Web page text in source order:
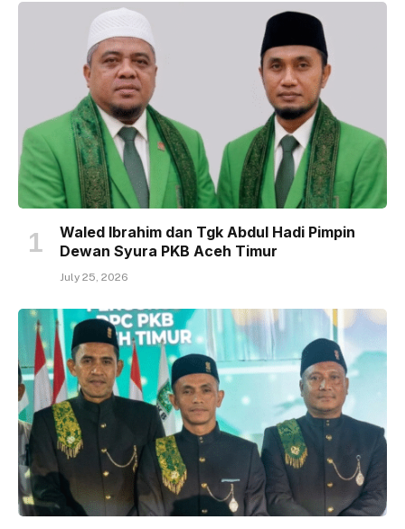
Waled Ibrahim dan Tgk Abdul Hadi Pimpin
Dewan Syura PKB Aceh Timur
July 25, 2026